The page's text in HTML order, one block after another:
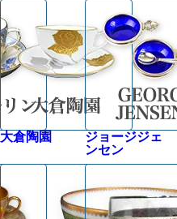
大倉陶園
ジョージジェ
ンセン